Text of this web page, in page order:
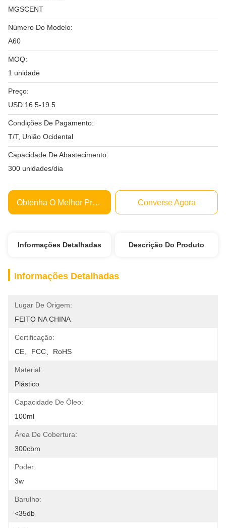
MGSCENT
Número Do Modelo:
A60
MOQ:
1 unidade
Preço:
USD 16.5-19.5
Condições De Pagamento:
T/T, União Ocidental
Capacidade De Abastecimento:
300 unidades/dia
Obtenha O Melhor Preço Converse Agora
Informações Detalhadas Descrição Do Produto
Informações Detalhadas
Lugar De Origem:
FEITO NA CHINA
Certificação:
CE、FCC、RoHS
Material:
Plástico
Capacidade De Óleo:
100ml
Área De Cobertura:
300cbm
Poder:
3w
Barulho:
<35db